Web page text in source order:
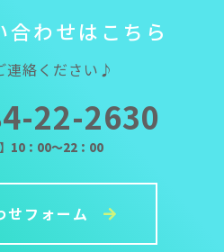
合わせは こ ち ら
連絡ください♪
22-2630
】10：00～22：00
せフォーム